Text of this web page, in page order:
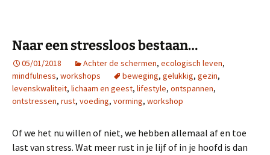
Naar een stressloos bestaan…
05/01/2018 Achter de schermen, ecologisch leven,
mindfulness, workshops beweging, gelukkig, gezin,
levenskwaliteit, lichaam en geest, lifestyle, ontspannen,
ontstressen, rust, voeding, vorming, workshop
Of we het nu willen of niet, we hebben allemaal af en toe
last van stress. Wat meer rust in je lijf of in je hoofd is dan